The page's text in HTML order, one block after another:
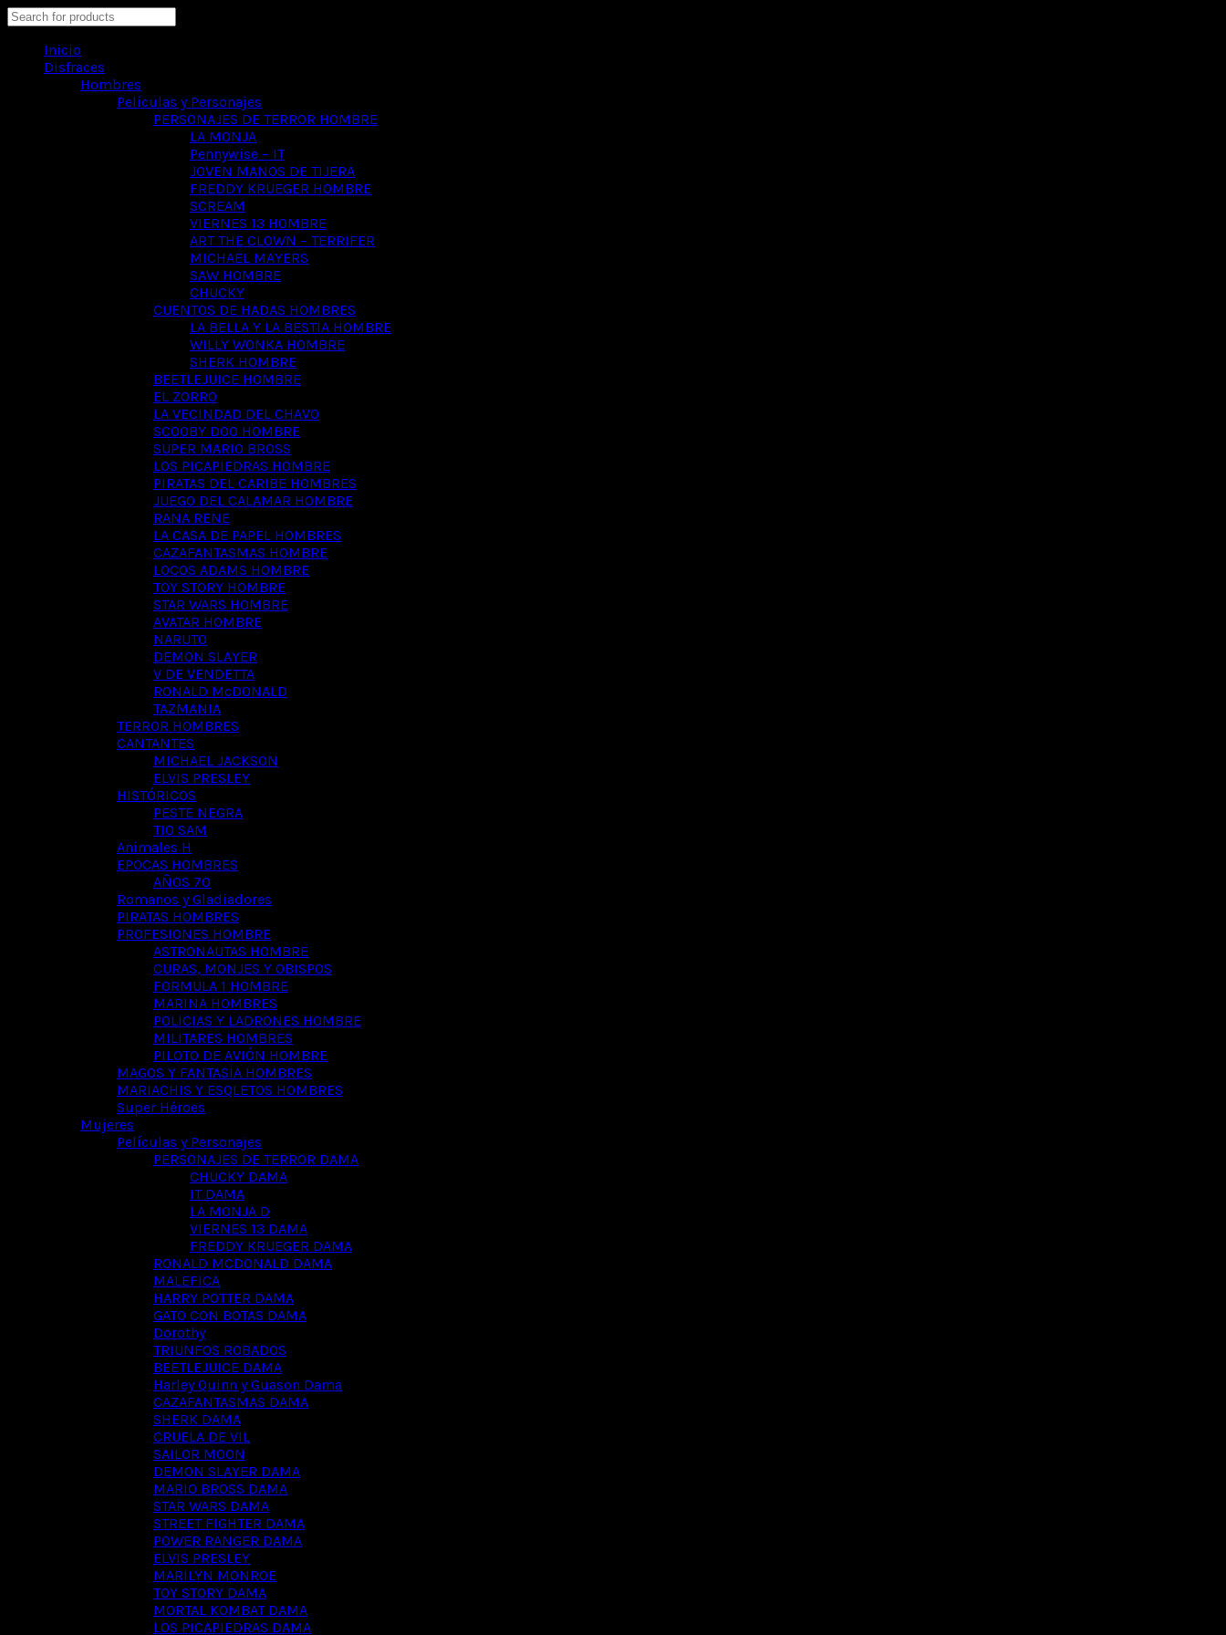
Inicio
Disfraces
Hombres
Películas y Personajes
PERSONAJES DE TERROR HOMBRE
LA MONJA
Pennywise – IT
JOVEN MANOS DE TIJERA
FREDDY KRUEGER HOMBRE
SCREAM
VIERNES 13 HOMBRE
ART THE CLOWN – TERRIFER
MICHAEL MAYERS
SAW HOMBRE
CHUCKY
CUENTOS DE HADAS HOMBRES
LA BELLA Y LA BESTIA HOMBRE
WILLY WONKA HOMBRE
SHERK HOMBRE
BEETLEJUICE HOMBRE
EL ZORRO
LA VECINDAD DEL CHAVO
SCOOBY DOO HOMBRE
SUPER MARIO BROSS
LOS PICAPIEDRAS HOMBRE
PIRATAS DEL CARIBE HOMBRES
JUEGO DEL CALAMAR HOMBRE
RANA RENE
LA CASA DE PAPEL HOMBRES
CAZAFANTASMAS HOMBRE
LOCOS ADAMS HOMBRE
TOY STORY HOMBRE
STAR WARS HOMBRE
AVATAR HOMBRE
NARUTO
DEMON SLAYER
V DE VENDETTA
RONALD McDONALD
TAZMANIA
TERROR HOMBRES
CANTANTES
MICHAEL JACKSON
ELVIS PRESLEY
HISTÓRICOS
PESTE NEGRA
TIO SAM
Animales H
EPOCAS HOMBRES
AÑOS 70
Romanos y Gladiadores
PIRATAS HOMBRES
PROFESIONES HOMBRE
ASTRONAUTAS HOMBRE
CURAS, MONJES Y OBISPOS
FORMULA 1 HOMBRE
MARINA HOMBRES
POLICIAS Y LADRONES HOMBRE
MILITARES HOMBRES
PILOTO DE AVIÓN HOMBRE
MAGOS Y FANTASIA HOMBRES
MARIACHIS Y ESQLETOS HOMBRES
Super Héroes
Mujeres
Películas y Personajes
PERSONAJES DE TERROR DAMA
CHUCKY DAMA
IT DAMA
LA MONJA D
VIERNES 13 DAMA
FREDDY KRUEGER DAMA
RONALD MCDONALD DAMA
MALEFICA
HARRY POTTER DAMA
GATO CON BOTAS DAMA
Dorothy
TRIUNFOS ROBADOS
BEETLEJUICE DAMA
Harley Quinn y Guason Dama
CAZAFANTASMAS DAMA
SHERK DAMA
CRUELA DE VIL
SAILOR MOON
DEMON SLAYER DAMA
MARIO BROSS DAMA
STAR WARS DAMA
STREET FIGHTER DAMA
POWER RANGER DAMA
ELVIS PRESLEY
MARILYN MONROE
TOY STORY DAMA
MORTAL KOMBAT DAMA
LOS PICAPIEDRAS DAMA